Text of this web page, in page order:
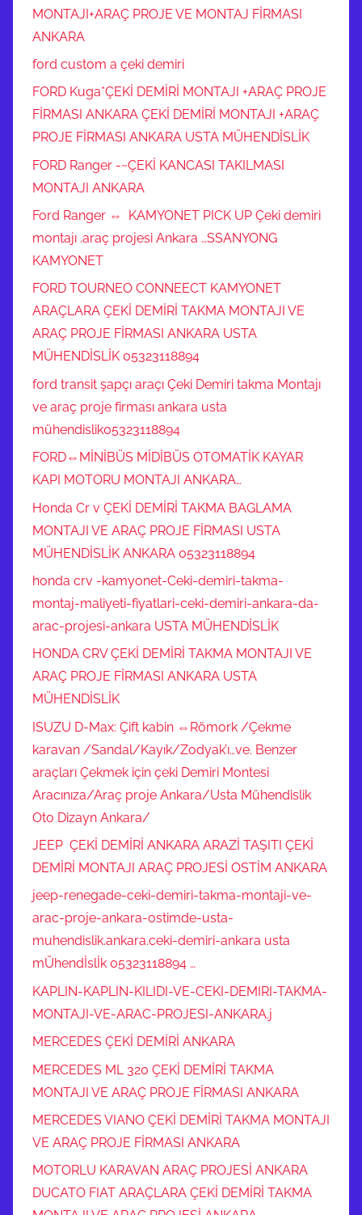
r
i
h
e
r
r
k
a
a
r
c
a
u
y
g
u
C
E
"
b
e
e
l
i
d
i
S
a
t
ı
ş
,
A
R
K
O
P
,
W
Ç
E
K
D
E
MONTAJI+ARAÇ PROJE VE MONTAJ FİRMASI
ANKARA
ford custom a çeki demiri
FORD Kuga*ÇEKİ DEMİRİ MONTAJI +ARAÇ PROJE
FİRMASI ANKARA ÇEKİ DEMİRİ MONTAJI +ARAÇ
PROJE FİRMASI ANKARA USTA MÜHENDİSLİK
FORD Ranger -~ÇEKİ KANCASI TAKILMASI
MONTAJI ANKARA
Ford Ranger ⇔ KAMYONET PICK UP Çeki demiri
montajı .araç projesi Ankara …SSANYONG
KAMYONET
FORD TOURNEO CONNEECT KAMYONET
ARAÇLARA ÇEKİ DEMİRİ TAKMA MONTAJI VE
ARAÇ PROJE FİRMASI ANKARA USTA
MÜHENDİSLİK 05323118894
ford transit şapçı araçı Çeki Demiri takma Montajı
ve araç proje firması ankara usta
mühendislik05323118894
FORD⇔MİNİBÜS MİDİBÜS OTOMATİK KAYAR
KAPI MOTORU MONTAJI ANKARA…
Honda Cr v ÇEKİ DEMİRİ TAKMA BAGLAMA
MONTAJI VE ARAÇ PROJE FİRMASI USTA
MÜHENDİSLİK ANKARA 05323118894
honda crv -kamyonet-Ceki-demiri-takma-
montaj-maliyeti-fiyatlari-ceki-demiri-ankara-da-
arac-projesi-ankara USTA MÜHENDİSLİK
HONDA CRV ÇEKİ DEMİRİ TAKMA MONTAJI VE
ARAÇ PROJE FİRMASI ANKARA USTA
MÜHENDİSLİK
ISUZU D-Max: Çift kabin ⇔Römork /Çekme
karavan /Sandal/Kayık/Zodyak’ı…ve. Benzer
araçları Çekmek için çeki Demiri Montesi
Aracınıza/Araç proje Ankara/Usta Mühendislik
Oto Dizayn Ankara/
JEEP ÇEKİ DEMİRİ ANKARA ARAZİ TAŞITI ÇEKİ
DEMİRİ MONTAJI ARAÇ PROJESİ OSTİM ANKARA
jeep-renegade-ceki-demiri-takma-montaji-ve-
arac-proje-ankara-ostimde-usta-
muhendislik.ankara.ceki-demiri-ankara usta
mÜhendİslİk 05323118894 …
KAPLIN-KAPLIN-KILIDI-VE-CEKI-DEMIRI-TAKMA-
MONTAJI-VE-ARAC-PROJESI-ANKARA.j
MERCEDES ÇEKİ DEMİRİ ANKARA
MERCEDES ML 320 ÇEKİ DEMİRİ TAKMA
MONTAJI VE ARAÇ PROJE FİRMASI ANKARA
MERCEDES VIANO ÇEKİ DEMİRİ TAKMA MONTAJI
VE ARAÇ PROJE FİRMASI ANKARA
MOTORLU KARAVAN ARAÇ PROJESİ ANKARA
DUCATO FIAT ARAÇLARA ÇEKİ DEMİRİ TAKMA